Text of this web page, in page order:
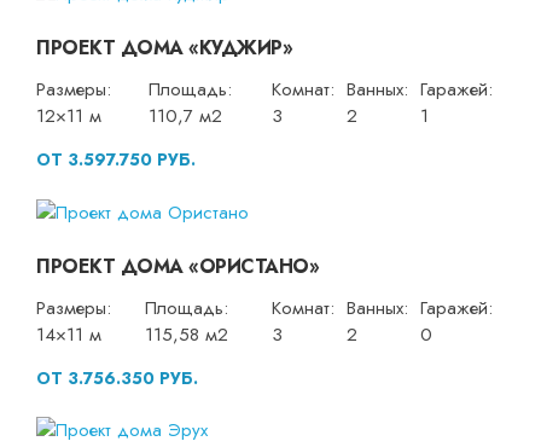
ПРОЕКТ ДОМА «КУДЖИР»
Размеры:
12×11 м
Площадь:
110,7 м2
Комнат:
3
Ванных:
2
Гаражей:
1
ОТ 3.597.750 РУБ.
ПРОЕКТ ДОМА «ОРИСТАНО»
Размеры:
14×11 м
Площадь:
115,58 м2
Комнат:
3
Ванных:
2
Гаражей:
0
ОТ 3.756.350 РУБ.